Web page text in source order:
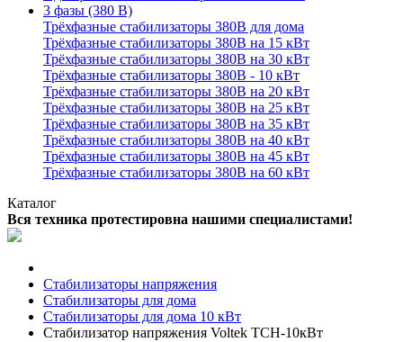
3 фазы (380 В)
Трёхфазные стабилизаторы 380В для дома
Трёхфазные стабилизаторы 380В на 15 кВт
Трёхфазные стабилизаторы 380В на 30 кВт
Трёхфазные стабилизаторы 380В - 10 кВт
Трёхфазные стабилизаторы 380В на 20 кВт
Трёхфазные стабилизаторы 380В на 25 кВт
Трёхфазные стабилизаторы 380В на 35 кВт
Трёхфазные стабилизаторы 380В на 40 кВт
Трёхфазные стабилизаторы 380В на 45 кВт
Трёхфазные стабилизаторы 380В на 60 кВт
Каталог
Вся техника протестировна нашими специалистами!
Стабилизаторы напряжения
Стабилизаторы для дома
Стабилизаторы для дома 10 кВт
Стабилизатор напряжения Voltek ТСН-10кВт